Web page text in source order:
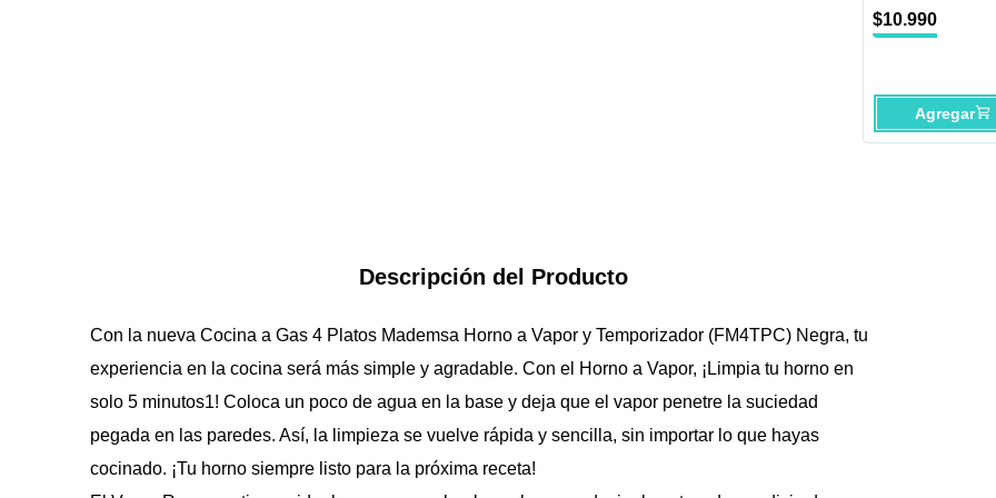
Horno a Vapor.
$10.990
Agregar
Descripción del Producto
Con la nueva Cocina a Gas 4 Platos Mademsa Horno a Vapor y Temporizador (FM4TPC) Negra, tu
experiencia en la cocina será más simple y agradable. Con el Horno a Vapor, ¡Limpia tu horno en
solo 5 minutos1! Coloca un poco de agua en la base y deja que el vapor penetre la suciedad
pegada en las paredes. Así, la limpieza se vuelve rápida y sencilla, sin importar lo que hayas
cocinado. ¡Tu horno siempre listo para la próxima receta!